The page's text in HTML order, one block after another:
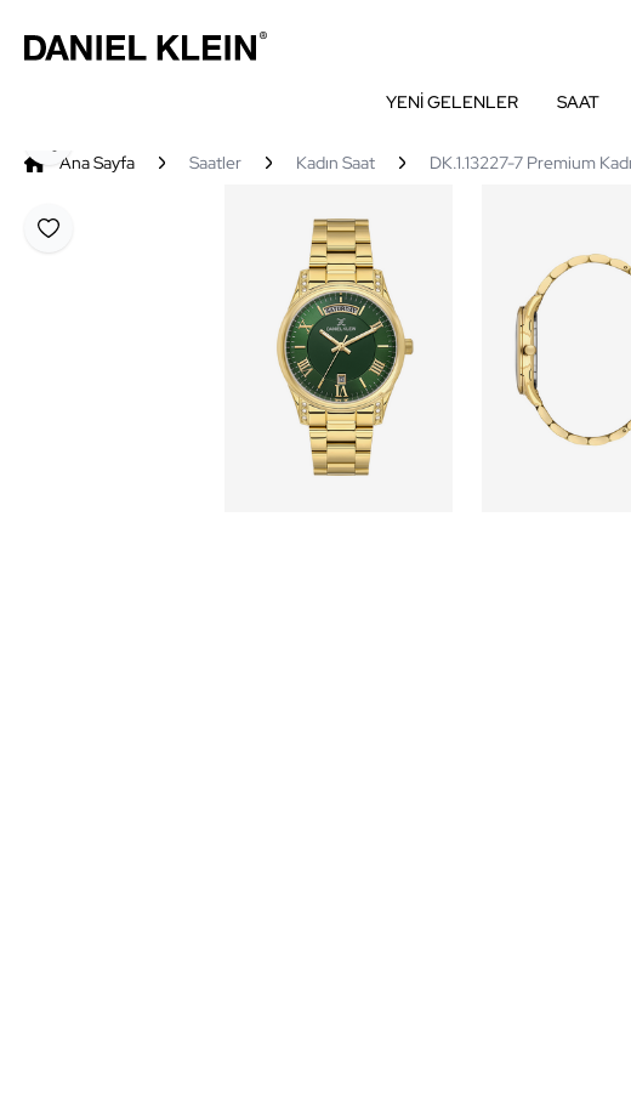
YENİ GELENLER SAAT
Ana Sayfa Saatler Kadın Saat DK.1.13227-7 Premium
Favoriye Ekle
Paylaş